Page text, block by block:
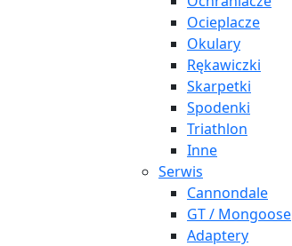
Ocieplacze
Okulary
Rękawiczki
Skarpetki
Spodenki
Triathlon
Inne
Serwis
Cannondale
GT / Mongoose
Adaptery